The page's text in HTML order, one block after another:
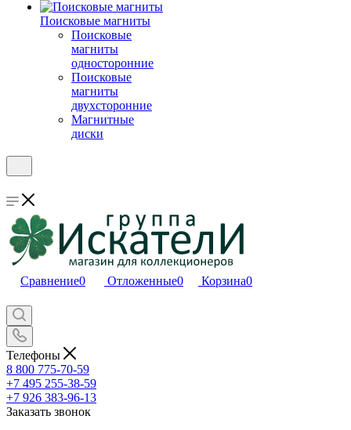
Поисковые магниты
Поисковые
магниты
односторонние
Поисковые
магниты
двухсторонние
Магнитные
диски
Сравнение0 Отложенные0 Корзина0
Телефоны
8 800 775-70-59
+7 495 255-38-59
+7 926 383-96-13
Заказать звонок